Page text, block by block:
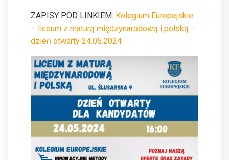
ZAPISY POD LINKIEM: Kolegium Europejskie
– liceum z maturą międzynarodową i polską –
dzień otwarty 24.05.2024